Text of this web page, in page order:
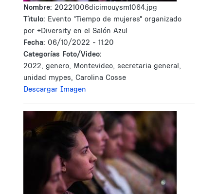
Nombre: 20221006dicimouysm1064.jpg
Tìtulo: Evento "Tiempo de mujeres" organizado
por +Diversity en el Salón Azul
Fecha: 06/10/2022 - 11:20
Categorías Foto/Video:
2022, genero, Montevideo, secretaria general,
unidad mypes, Carolina Cosse
Descargar Imagen